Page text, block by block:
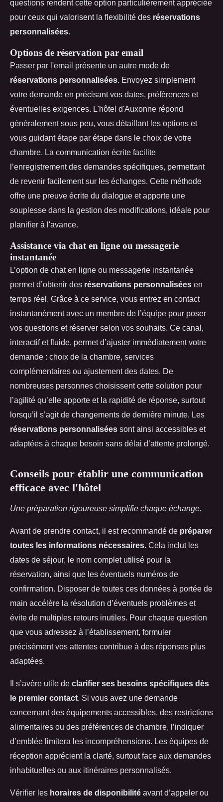
questions rendent cette option particulièrement appréciée
pour ceux qui valorisent la flexibilité des réservations
personnalisées.
Options de réservation par email
Passer par l'email présente un autre mode de
réservations personnalisées. Envoyez simplement
votre demande en précisant vos dates, préférences et
éventuelles exigences. L'hôtel d'Auxonne répond
généralement sous peu, vous détaillant les options et
vous guidant étape par étape dans le choix de votre
chambre. La communication écrite facilite
l’enregistrement des demandes spécifiques, permettant
de revenir facilement sur les échanges. Cette méthode
offre une preuve écrite du dialogue et apporte une
souplesse dans la gestion des modifications, idéale pour
planifier à l'avance.
Assistance via chat en ligne ou messagerie
instantanée
L’option de chat en ligne ou messagerie instantanée
permet d’obtenir des réservations personnalisées en
temps réel. Grâce à ce service, vous entrez en contact
instantanément avec un membre de l’équipe pour poser
vos questions et réserver selon vos souhaits. Ce canal,
interactif et fluide, permet d’ajuster immédiatement votre
demande : choix de la chambre, services
complémentaires ou ajustement des dates. De
nombreuses personnes choisissent cette solution pour
l’agilité qu’elle apporte et la rapidité de réponse, surtout
lorsqu’il s’agit de changements de dernière minute. Les
réservations personnalisées sont ainsi accessibles et
adaptées à chaque besoin sans délai d’attente prolongé.
Conseils pour établir une communication
efficace avec l'hôtel
Une préparation rigoureuse simplifie chaque échange.
Avant de prendre contact, il est recommandé de préparer
toutes les informations nécessaires. Cela inclut les
dates de séjour, le nom complet utilisé pour la
réservation, ainsi que les éventuels numéros de
confirmation. Disposer de toutes ces données à portée de
main accélère la résolution d’éventuels problèmes et
évite de multiples retours inutiles. Pour chaque question
que vous adressez à l’établissement, formuler
précisément vos attentes contribue à des réponses plus
adaptées.
Il s’avère utile de clarifier ses besoins spécifiques dès
le premier contact. Si vous avez une demande
concernant des équipements accessibles, des restrictions
alimentaires ou des préférences de chambre, l’indiquer
d’emblée limitera les incompréhensions. Les équipes de
réception apprécient la clarté, surtout face aux demandes
inhabituelles ou aux itinéraires personnalisés.
Vérifier les horaires de disponibilité avant d’appeler ou